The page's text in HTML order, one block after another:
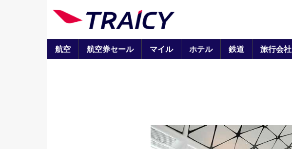
航空 航空券セール マイル ホテル 鉄道 旅行会社